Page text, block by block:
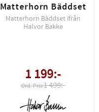
Matterhorn Bäddset
Matterhorn Bäddset ifrån
Halvor Bakke
1 199:-
1 499:-